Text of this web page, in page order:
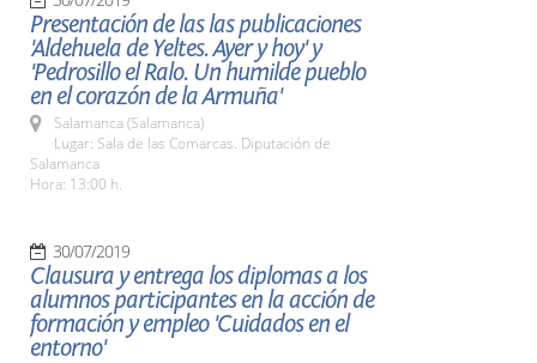
Presentación de las las publicaciones
'Aldehuela de Yeltes. Ayer y hoy' y
'Pedrosillo el Ralo. Un humilde pueblo
en el corazón de la Armuña'
Salamanca (Salamanca)
Lugar: Sala de las Comarcas. Diputación de
Salamanca
Hora: 13:00 h.
30/07/2019
Clausura y entrega los diplomas a los
alumnos participantes en la acción de
formación y empleo 'Cuidados en el
entorno'